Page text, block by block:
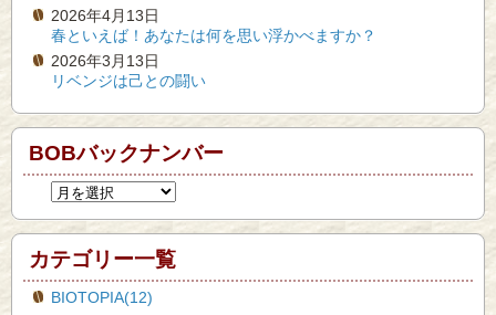
2026年4月13日
春といえば！あなたは何を思い浮かべますか？
2026年3月13日
リベンジは己との闘い
BOBバックナンバー
カテゴリー一覧
BIOTOPIA(12)